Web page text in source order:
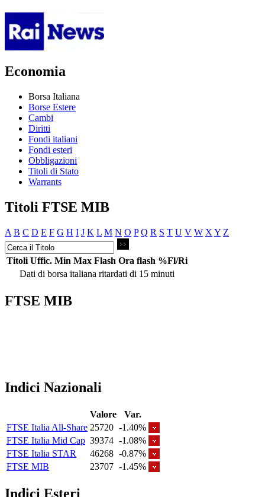
Economia
Borsa Italiana
Borse Estere
Cambi
Diritti
Fondi italiani
Fondi esteri
Obbligazioni
Titoli di Stato
Warrants
Titoli FTSE MIB
A B C D E F G H I J K L M N O P Q R S T U V W X Y Z
Titoli Uffic. Min Max Flash Ora flash %Fl/Ri
Dati di borsa italiana ritardati di 15 minuti
FTSE MIB
Indici Nazionali
Valore
Var.
FTSE Italia All-Share 25720 -1.40%
FTSE Italia Mid Cap 39374 -1.08%
FTSE Italia STAR
46268 -0.87%
FTSE MIB
23707 -1.45%
Indici Esteri